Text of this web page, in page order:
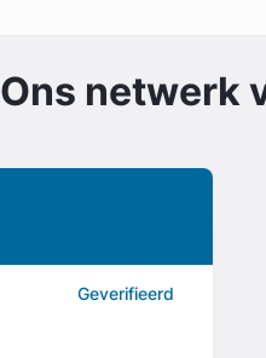
Ons netwerk
Geverifieerd